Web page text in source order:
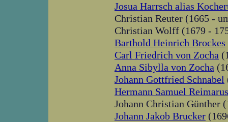
Josua Harrsch alias
Christian Reuter (1665 -
Christian Wolff (1679 -
Barthold Heinrich Brockes
Carl Friedrich von Zocha
Anna Sibylla von Zocha
Johann Gottfried Schnabel
Hermann Samuel Reimarus
Johann Christian Günther
Johann Jakob Brucker